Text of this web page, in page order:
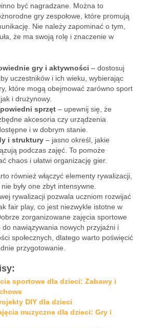
być nagradzane. Można to
gry zespołowe, które promują
Nie należy zapominać o tym,
że ma swoją rolę i znaczenie w
gry i aktywności – dostosuj
uczestników i ich wieku, wybierając
które mogą obejmować zarówno sport
i drużynowy.
sprzęt – upewnij się, że
akcesoria czy urządzenia
i w dobrym stanie.
i struktury – jasno określ, jakie
podczas zajęć. To pomoże
chaos i ułatwi organizację gier.
również włączyć elementy rywalizacji,
były one zbyt intensywne.
rywalizacji pozwala uczniom rozwijać
fair play, co jest niezwykle istotne w
zorganizowane zajęcia sportowe
nawiązywania nowych przyjaźni i
społecznych, dlatego warto poświęcić
przygotowanie.
sportowe dla dzieci: Zabawy i
DIY dla dzieci
muzyczne dla dzieci: Gry i